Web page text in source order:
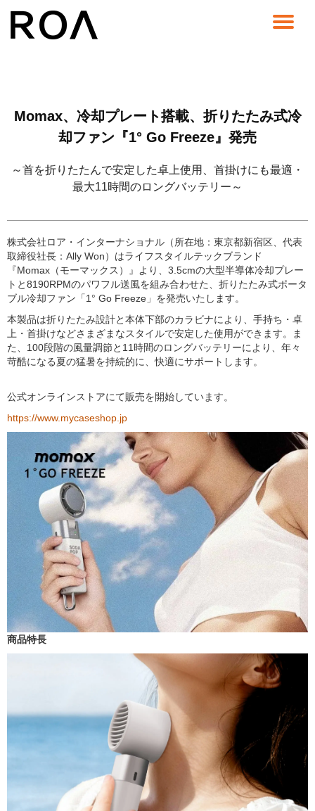
Momax、冷却プレート搭載、折りたたみ式冷
却ファン『1° Go Freeze』発売
～首を折りたたんで安定した卓上使用、首掛けにも最適・
最大11時間のロングバッテリー～
株式会社ロア・インターナショナル（所在地：東京都新宿区、代表
取締役社長：Ally Won）はライフスタイルテックブランド
『Momax（モーマックス）』より、3.5cmの大型半導体冷却プレー
トと8190RPMのパワフル送風を組み合わせた、折りたたみ式ポータ
ブル冷却ファン「1° Go Freeze」を発売いたします。
本製品は折りたたみ設計と本体下部のカラビナにより、手持ち・卓
上・首掛けなどさまざまなスタイルで安定した使用ができます。ま
た、100段階の風量調節と11時間のロングバッテリーにより、年々
苛酷になる夏の猛暑を持続的に、快適にサポートします。
公式オンラインストアにて販売を開始しています。
https://www.mycaseshop.jp
商品特長